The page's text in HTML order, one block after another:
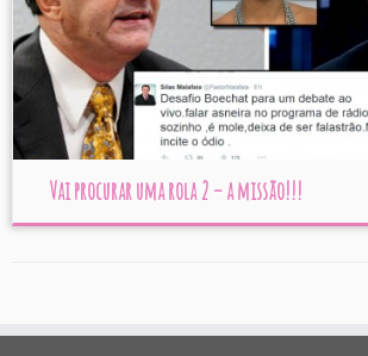
Vai procurar uma rola 2 – a missão!!!